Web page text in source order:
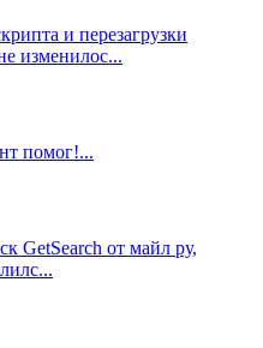
и перезагрузки
изменилос...
помог!...
GetSearch от майл ру,